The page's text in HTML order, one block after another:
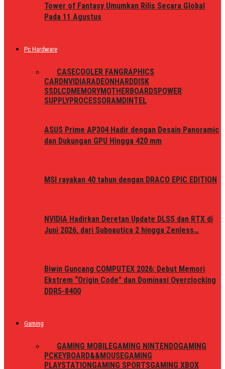
Tower of Fantasy Umumkan Rilis Secara Global
Pada 11 Agustus
Pc Hardware
CASECOOLER FAN GRAPHICS
CARDNVIDIARADEON HARDDISK
SSDLCDMEMORYMOTHERBOARDSPOWER
SUPPLYPROCESSORAMD INTEL
ASUS Prime AP304 Hadir dengan Desain Panoramic
dan Dukungan GPU Hingga 420 mm
MSI rayakan 40 tahun dengan DRACO EPIC EDITION
NVIDIA Hadirkan Deretan Update DLSS dan RTX di
Juni 2026, dari Subnautica 2 hingga Zenless…
Biwin Guncang COMPUTEX 2026: Debut Memori
Ekstrem “Origin Code” dan Dominasi Overclocking
DDR5-8400
Gaming
GAMING MOBILEGAMING NINTENDOGAMING
PCKEYBOARD&&MOUSEGAMING
PLAYSTATIONGAMING SPORTSGAMING XBOX